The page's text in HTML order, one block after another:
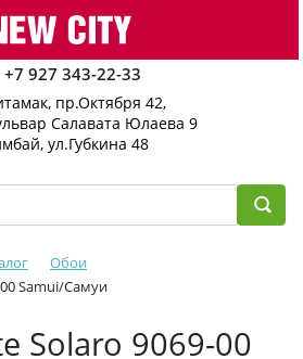
+7 927 343-22-33
пр.Октября 42,
Салавата Юлаева 9
ул.Губкина 48
Обои
Samui/Самуи
Solaro 9069-00